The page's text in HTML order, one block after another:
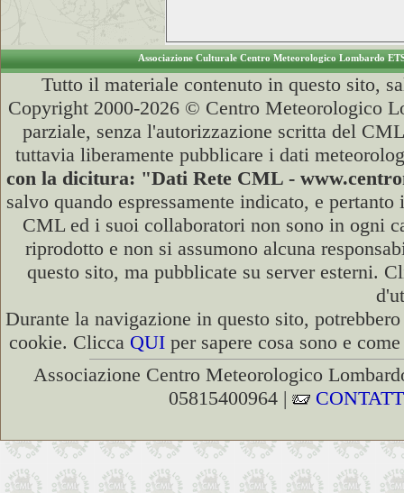
Associazione Culturale Centro Meteorologico Lombardo
Tutto il materiale contenuto in questo sito,
Copyright 2000-2026 © Centro Meteorologico
parziale, senza l'autorizzazione scritta del
tuttavia liberamente pubblicare i dati
con la dicitura: "Dati Rete CML -
salvo quando espressamente indicato, e
CML ed i suoi collaboratori non sono in ogni
riprodotto e non si assumono alcuna
questo sito, ma pubblicate su server esterni.
Durante la navigazione in questo sito,
cookie. Clicca QUI per sapere cosa sono e
Associazione Centro Meteorologico
05815400964 |